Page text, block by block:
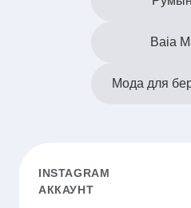
Baia
Мода для
INSTAGRAM
АККАУНТ